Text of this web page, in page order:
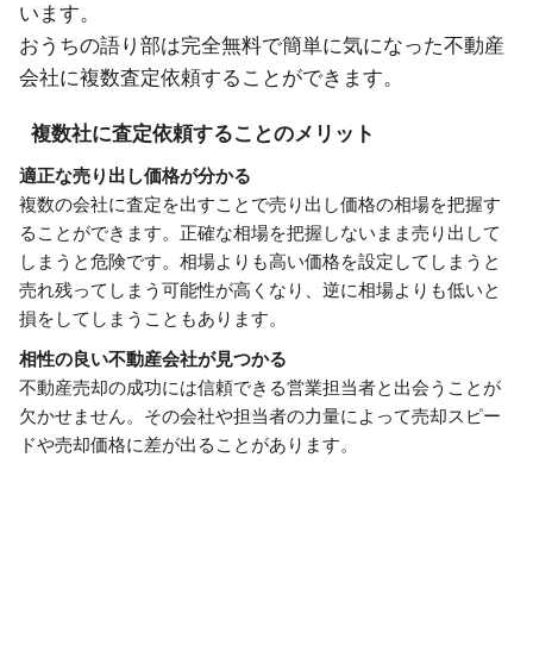
います。
おうちの語り部は完全無料で簡単に気になった不動産
会社に複数査定依頼することができます。
複数社に査定依頼することのメリット
適正な売り出し価格が分かる
複数の会社に査定を出すことで売り出し価格の相場を把握す
ることができます。正確な相場を把握しないまま売り出して
しまうと危険です。相場よりも高い価格を設定してしまうと
売れ残ってしまう可能性が高くなり、逆に相場よりも低いと
損をしてしまうこともあります。
相性の良い不動産会社が見つかる
不動産売却の成功には信頼できる営業担当者と出会うことが
欠かせません。その会社や担当者の力量によって売却スピー
ドや売却価格に差が出ることがあります。